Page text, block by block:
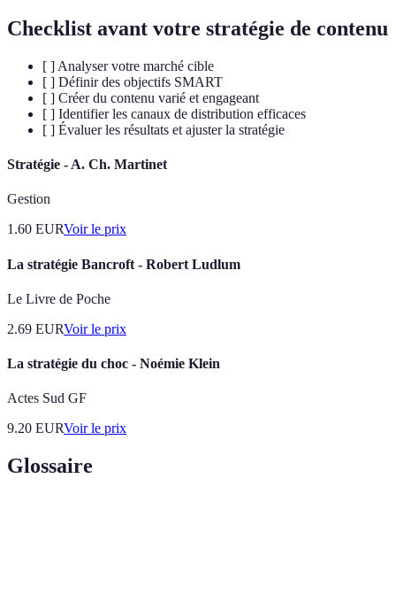
Checklist avant votre stratégie de contenu
[ ] Analyser votre marché cible
[ ] Définir des objectifs SMART
[ ] Créer du contenu varié et engageant
[ ] Identifier les canaux de distribution efficaces
[ ] Évaluer les résultats et ajuster la stratégie
Stratégie - A. Ch. Martinet
Gestion
1.60 EURVoir le prix
La stratégie Bancroft - Robert Ludlum
Le Livre de Poche
2.69 EURVoir le prix
La stratégie du choc - Noémie Klein
Actes Sud GF
9.20 EURVoir le prix
Glossaire